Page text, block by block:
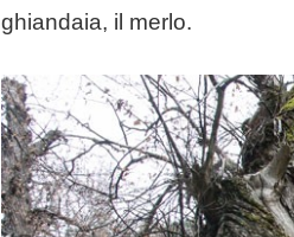
ghiandaia, il merlo.